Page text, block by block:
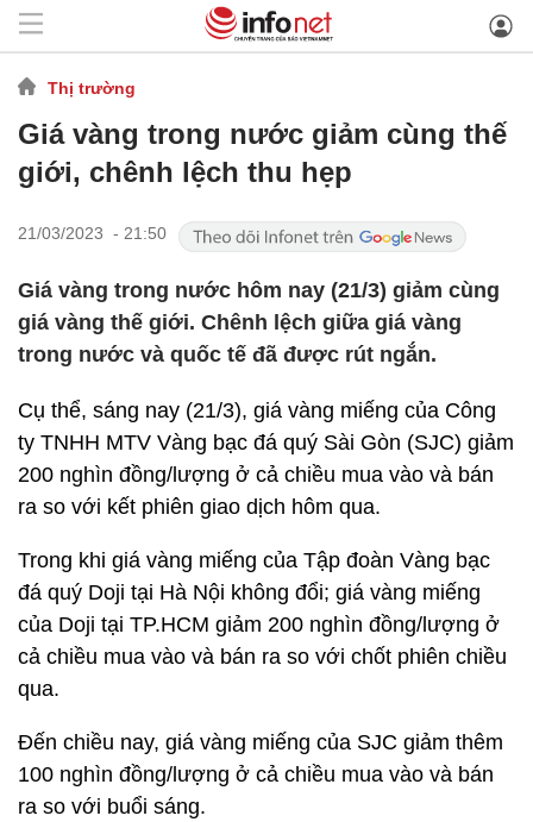
Thị trường
Giá vàng trong nước giảm cùng thế
giới, chênh lệch thu hẹp
21/03/2023 - 21:50
Giá vàng trong nước hôm nay (21/3) giảm cùng
giá vàng thế giới. Chênh lệch giữa giá vàng
trong nước và quốc tế đã được rút ngắn.
Cụ thể, sáng nay (21/3), giá vàng miếng của Công
ty TNHH MTV Vàng bạc đá quý Sài Gòn (SJC) giảm
200 nghìn đồng/lượng ở cả chiều mua vào và bán
ra so với kết phiên giao dịch hôm qua.
Trong khi giá vàng miếng của Tập đoàn Vàng bạc
đá quý Doji tại Hà Nội không đổi; giá vàng miếng
của Doji tại TP.HCM giảm 200 nghìn đồng/lượng ở
cả chiều mua vào và bán ra so với chốt phiên chiều
qua.
Đến chiều nay, giá vàng miếng của SJC giảm thêm
100 nghìn đồng/lượng ở cả chiều mua vào và bán
ra so với buổi sáng.